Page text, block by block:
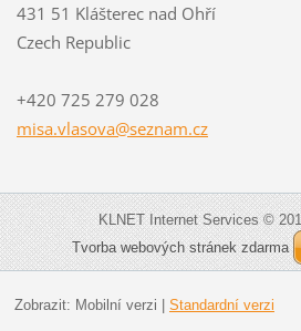
431 51 Klášterec nad Ohří
Czech Republic
+420 725 279 028
misa.vlasova@seznam.cz
KLNET Internet Services ©
Tvorba webových stránek zdarma
Zobrazit: Mobilní verzi Standardní verzi